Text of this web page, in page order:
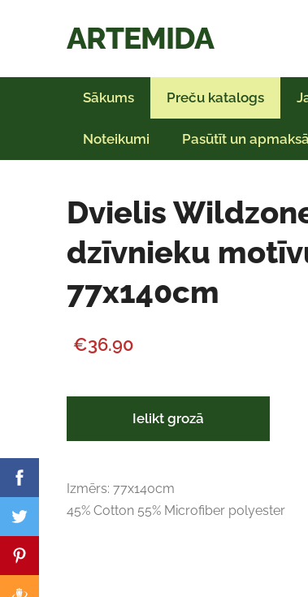
ARTEMIDA
Sākums Preču katalogs
Noteikumi Pasūtīt un
Dvielis
dzīvnieku
77x140cm
€36.90
Ielikt grozā
Izmērs: 77x140cm
45% Cotton 55% Microfiber polyester